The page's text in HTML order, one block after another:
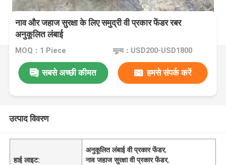
नाव और जहाज सुरक्षा के लिए समुद्री वी प्रकार फेंडर रबर
अनुकूलित लंबाई
MOQ：1 Piece मूल्य：USD200-USD1800
सबसे अच्छी कीमत हमसे संपर्क करें
उत्पाद विवरण
हाई लाइट:
अनुकूलित लंबाई वी प्रकार फेंडर,
नाव जहाज सुरक्षा वी प्रकार फेंडर,